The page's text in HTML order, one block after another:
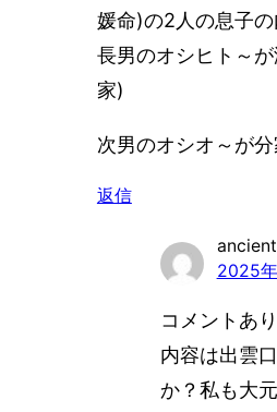
媛命)の2人の息子の
長男のオシヒト～
家)
次男のオシオ～が分
返信
2025
コメントあ
内容は出雲
か？私も大